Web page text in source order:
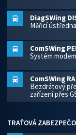
DiagSWing
Měřicí ústředna
ComSWing
Systém
ComSWing
Bezdrátový
zařízení přes
TRAŤOVÁ